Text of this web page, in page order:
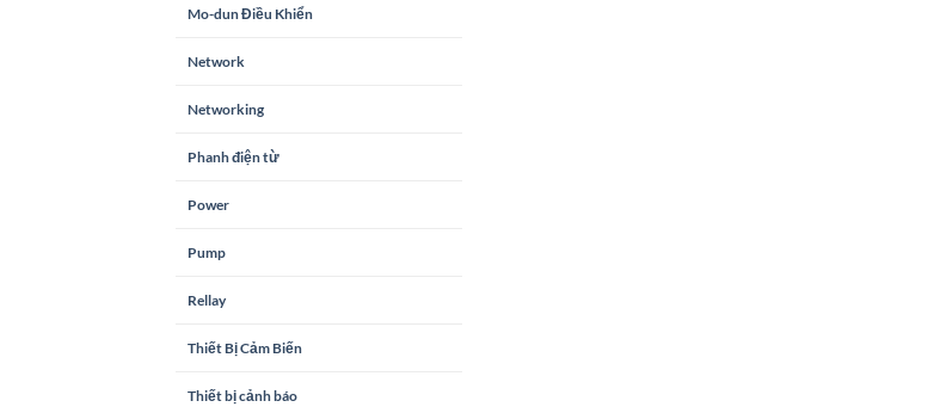
Mo-dun Điều Khiển
Network
Networking
Phanh điện từ
Power
Pump
Rellay
Thiết Bị Cảm Biến
Thiết bị cảnh báo